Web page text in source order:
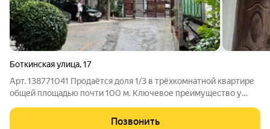
Боткинская улица,17
Арт. 138771041 Продаётся доля 1/3 в трёхкомнатной квартире
общей площадью почти 100 м. Ключевое преимущество у
получаете фактически изолированное жильё со всеми
Позвонить